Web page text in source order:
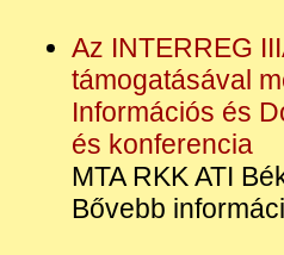
Az INTERREG
támogatásával
Információs és
és konferencia
MTA RKK ATI
Bővebb